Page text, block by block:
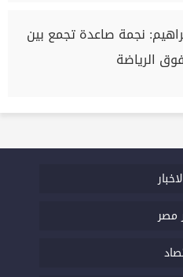
نجمة صاعدة تجمع بين
الرياضة
مصر